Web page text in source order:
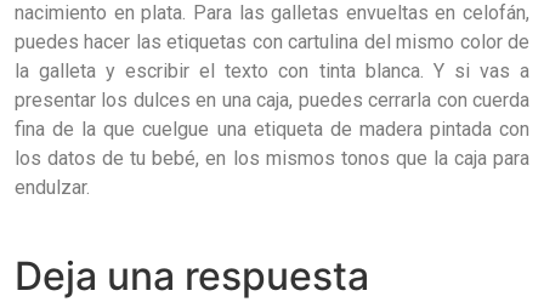
nacimiento en plata. Para las galletas envueltas en celofán,
puedes hacer las etiquetas con cartulina del mismo color de
la galleta y escribir el texto con tinta blanca. Y si vas a
presentar los dulces en una caja, puedes cerrarla con cuerda
fina de la que cuelgue una etiqueta de madera pintada con
los datos de tu bebé, en los mismos tonos que la caja para
endulzar.
Deja una respuesta